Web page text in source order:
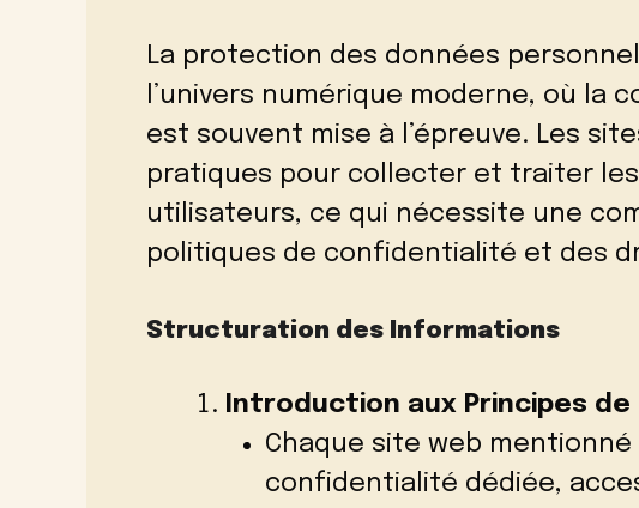
La protection des données
l’univers numérique moderne, où la
est souvent mise à l’épreuve. Les
pratiques pour collecter et traiter
utilisateurs, ce qui nécessite une
politiques de confidentialité et des
Structuration des Informations
Introduction aux Principes
Chaque site web
confidentialité dédiée,